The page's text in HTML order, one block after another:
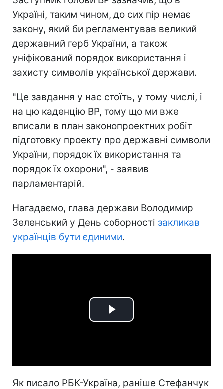
Україні, таким чином, до сих пір немає
закону, який би регламентував великий
державний герб України, а також
уніфікований порядок використання і
захисту символів української держави.
"Це завдання у нас стоїть, у тому числі, і
на цю каденцію ВР, тому що ми вже
вписали в план законопроектних робіт
підготовку проекту про державні символи
України, порядок їх використання та
порядок їх охорони", - заявив
парламентарій.
Нагадаємо, глава держави Володимир
Зеленський у День соборності закликав
українців бути єдиними.
Play
Як писало РБК-Україна, раніше Стефанчук